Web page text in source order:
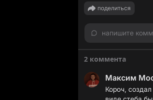
поделиться
напишите
2 коммента
Максим
Короч,